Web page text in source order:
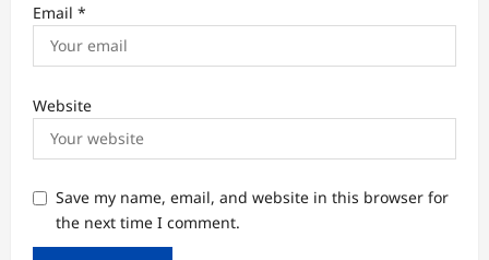
Email *
Website
Save my name, email, and website in this browser for
the next time I comment.